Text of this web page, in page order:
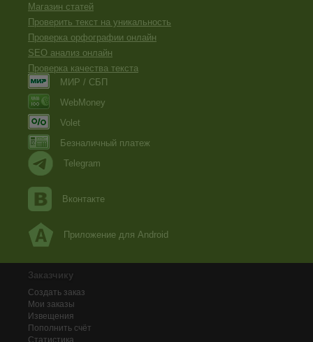
Магазин статей
Проверить текст на уникальность
Проверка орфографии онлайн
SEO анализ онлайн
Проверка качества текста
МИР / СБП
WebMoney
Volet
Безналичный платеж
Telegram
Вконтакте
Приложение для Android
Заказчику
Создать заказ
Мои заказы
Извещения
Пополнить счёт
Статистика